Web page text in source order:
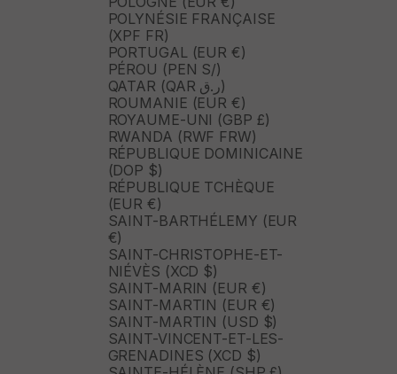
POLYNÉSIE FRANÇAISE
(XPF FR)
PORTUGAL (EUR €)
PÉROU (PEN S/)
QATAR (QAR ر.ق)
ROUMANIE (EUR €)
ROYAUME-UNI (GBP £)
RWANDA (RWF FRW)
RÉPUBLIQUE DOMINICAINE
(DOP $)
RÉPUBLIQUE TCHÈQUE
(EUR €)
SAINT-BARTHÉLEMY (EUR
€)
SAINT-CHRISTOPHE-ET-
NIÉVÈS (XCD $)
SAINT-MARIN (EUR €)
SAINT-MARTIN (EUR €)
SAINT-MARTIN (USD $)
SAINT-VINCENT-ET-LES-
GRENADINES (XCD $)